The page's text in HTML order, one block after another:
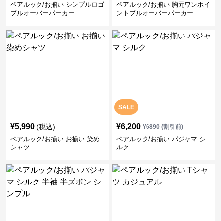
ペアルック/お揃い シンプルロゴ
プルオーバーパーカー
ペアルック/お揃い 胸元ワンポイ
ントプルオーバーパーカー
¥5,990 (税込)
ペアルック/お揃い お揃い 染め
シャツ
SALE
¥6,200 ¥6890(割引前)
ペアルック/お揃い パジャマ シ
ルク